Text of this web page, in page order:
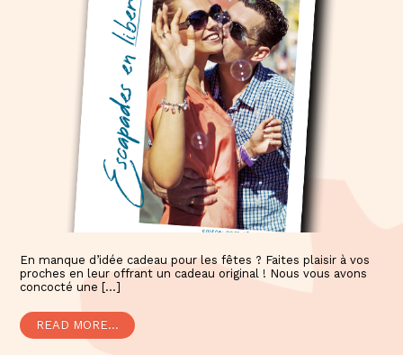
En manque d’idée cadeau pour les fêtes ? Faites plaisir à vos
proches en leur offrant un cadeau original ! Nous vous avons
concocté une […]
READ MORE...